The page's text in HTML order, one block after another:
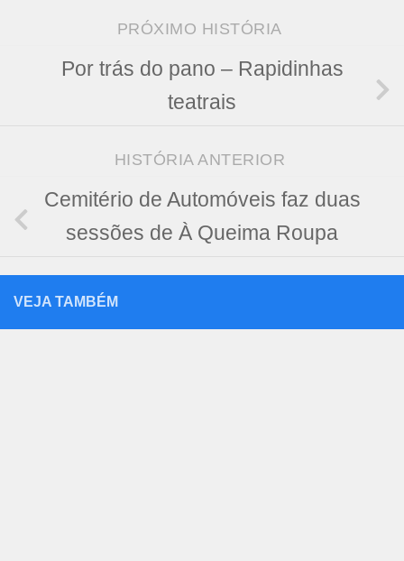
PRÓXIMO HISTÓRIA
Por trás do pano – Rapidinhas
teatrais
HISTÓRIA ANTERIOR
Cemitério de Automóveis faz duas
sessões de À Queima Roupa
VEJA TAMBÉM